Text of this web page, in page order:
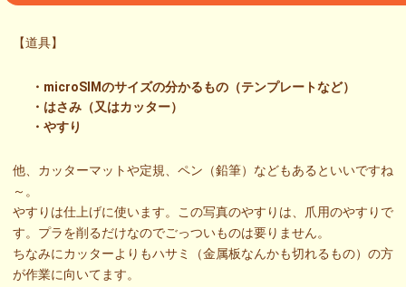
【道具】
・microSIMのサイズの分かるもの（テンプレートなど）
・はさみ（又はカッター）
・やすり
他、カッターマットや定規、ペン（鉛筆）などもあるといいですね
～。
やすりは仕上げに使います。この写真のやすりは、爪用のやすりで
す。プラを削るだけなのでごっついものは要りません。
ちなみにカッターよりもハサミ（金属板なんかも切れるもの）の方
が作業に向いてます。